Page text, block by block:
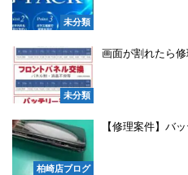
未分類
未分類
画面が割れたら
柏崎店ブログ
【修理案件】バ